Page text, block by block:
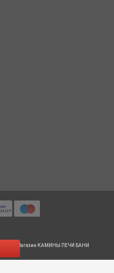
Салон-Магазин КАМИНЫ ПЕЧИ БАНИ